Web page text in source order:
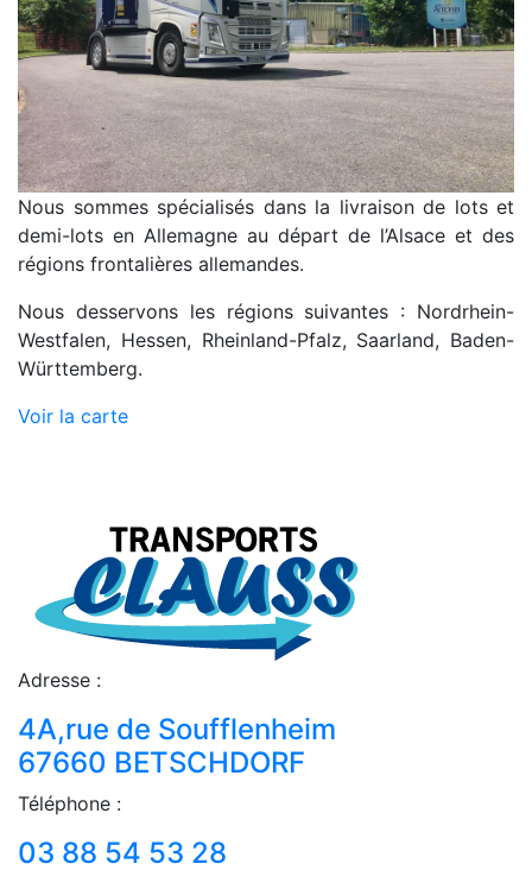
Nous sommes spécialisés dans la livraison de lots et
demi-lots en Allemagne au départ de l’Alsace et des
régions frontalières allemandes.
Nous desservons les régions suivantes : Nordrhein-
Westfalen, Hessen, Rheinland-Pfalz, Saarland, Baden-
Württemberg.
Voir la carte
Adresse :
4A,rue de Soufflenheim
67660 BETSCHDORF
Téléphone :
03 88 54 53 28